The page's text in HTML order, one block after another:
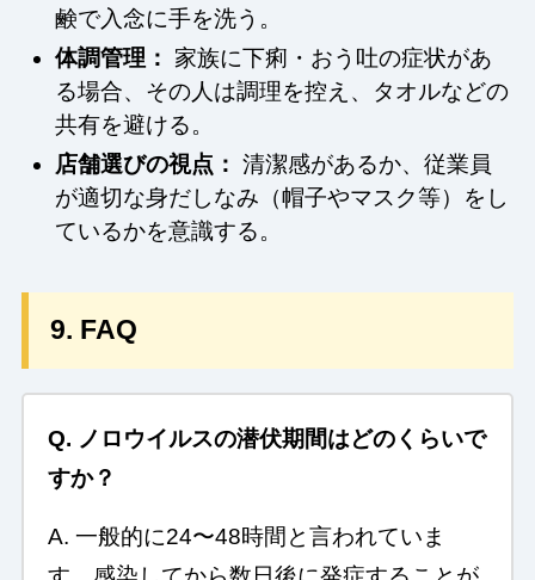
鹸で入念に手を洗う。
体調管理：
家族に下痢・おう吐の症状があ
る場合、その人は調理を控え、タオルなどの
共有を避ける。
店舗選びの視点： 清潔感があるか、従業員
が適切な身だしなみ（帽子やマスク等）をし
ているかを意識する。
9. FAQ
Q. ノロウイルスの潜伏期間はどのくらいで
すか？
A. 一般的に24〜48時間と言われていま